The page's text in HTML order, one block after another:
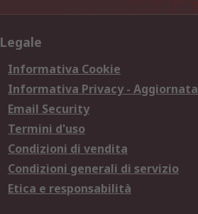
Legale
Informativa Cookie
Informativa Privacy - Aggiornata
Email Security
Termini d'uso
Condizioni di vendita
Condizioni generali di servizio
Etica e responsabilità